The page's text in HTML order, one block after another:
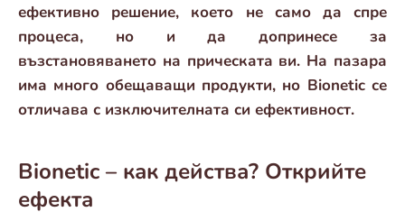
ефективно решение, което не само да спре
процеса, но и да допринесе за
възстановяването на прическата ви. На пазара
има много обещаващи продукти, но Bionetic се
отличава с изключителната си ефективност.
Bionetic – как действа? Открийте
ефекта